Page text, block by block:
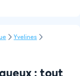
Yvelines
: tout